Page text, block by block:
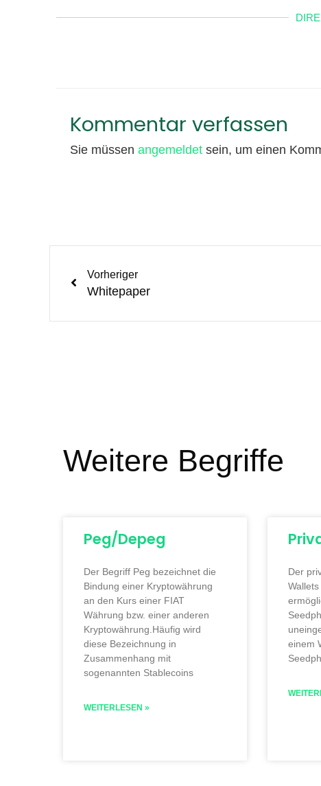
Kommentar verfassen
Sie müssen angemeldet sein, um einen
Vorheriger
Whitepaper
Weitere Begriffe
Peg/Depeg
Der Begriff Peg bezeichnet die
Bindung einer Kryptowährung
an den Kurs einer FIAT
Währung bzw. einer anderen
Kryptowährung.Häufig wird
diese Bezeichnung in
Zusammenhang mit
sogenannten Stablecoins
WEITERLESEN »
Der
einem